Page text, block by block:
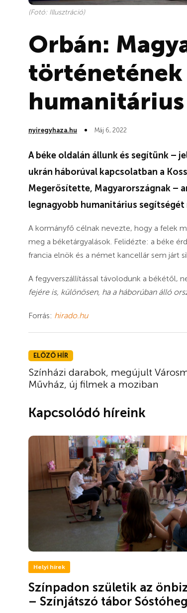
(Fotó: Illusztráció)
Orbán:
nyiregyhaza.hu Máj 6, 2022
A béke oldalán állunk és segítünk –
ukrán háborúval kapcsolatban a
Megerősítette, Magyarországnak –
legnagyobb humanitárius
A kormányfő célnak nevezte, hogy a felek
meg a béketárgyalások. Felidézte: a béke
francia elnök és a német kancellár sem járt
A fegyverszállítással távolodunk a békétől,
fejére is, különösen, ha a háborúban álló
Forrás: hirado.hu
ELŐZŐ HÍR
Színházi darabok, megújult
Művház, új filmek a moziban
Kapcsolódó híreink
Helyi hírek
Színpadon születik az
– Színjátszó tábor